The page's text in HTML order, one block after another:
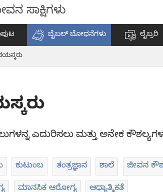
ಸಾಕ್ಷಿಗಳು
ಬೈಬಲ್‌ ಬೋಧನೆಗಳು ಲೈಬ್ರರಿ
ಎದುರಿಸಲು ಮತ್ತು ಅನೇಕ
ಕುಟುಂಬ ತಂತ್ರಜ್ಞಾನ ಶಾಲೆ ಜೀವನ
ಮಾನಸಿಕ ಆರೋಗ್ಯ ಆಧ್ಯಾತ್ಮಿಕತೆ